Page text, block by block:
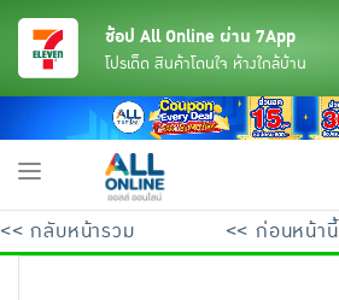
ช้อป All Online ผ่าน 7App
โปรเด็ด สินค้าโดนใจ ห้างใกล้บ้าน
Toggle
<< กลับหน้ารวม << ก่อนหน้านี้